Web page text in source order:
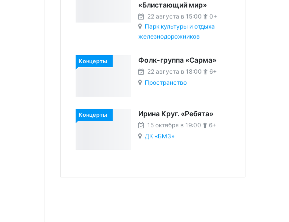
«Блистающий мир»
22 августа в 15:00
0+
Парк культуры и отдыха
железнодорожников
Концерты Фолк-группа «Сарма»
22 августа в 18:00
6+
Пространство
Концерты Ирина Круг. «Ребята»
15 октября в 19:00
6+
ДК «БМЗ»